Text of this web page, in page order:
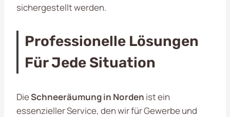
sichergestellt werden.
Professionelle Lösungen
Für Jede Situation
DieSchneeräumung in Norden ist ein
essenzieller Service, den wir für Gewerbe und